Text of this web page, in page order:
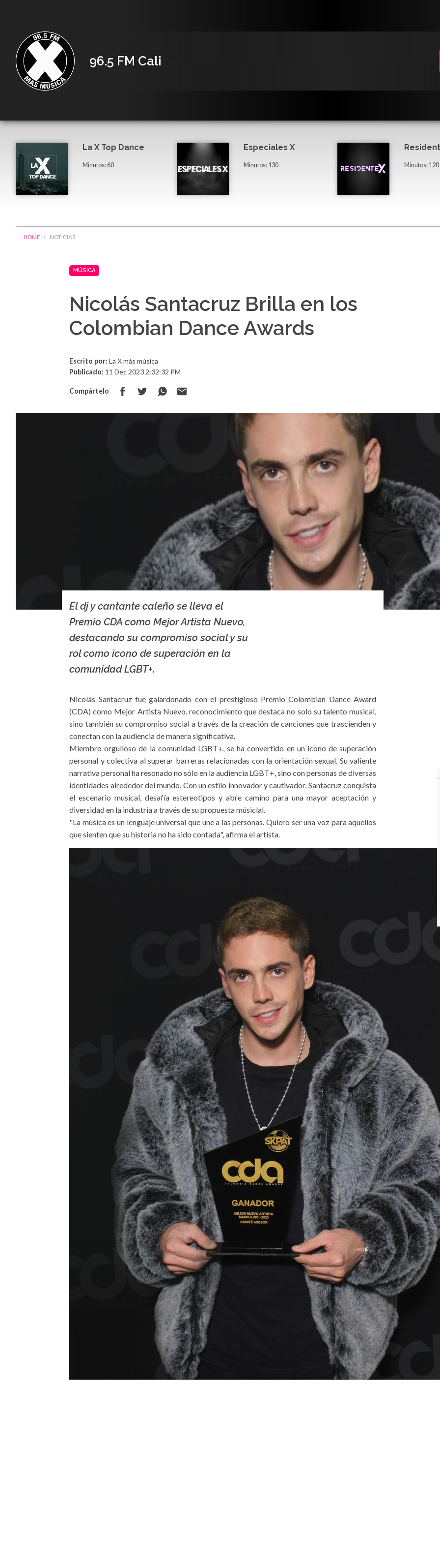
96.5 FM Cali
La X Top Dance
Minutos: 60
Especiales X
Minutos: 130 Minutos: 120
HOME NOTICIAS
MÚSICA
Nicolás Santacruz Brilla en los
Colombian Dance Awards
Escrito por: La X más música
Publicado: 11 Dec 2023 2:32:32 PM
Compártelo
El dj y cantante caleño se lleva el
Premio CDA como Mejor Artista Nuevo,
destacando su compromiso social y su
rol como icono de superación en la
comunidad LGBT+.
Nicolás Santacruz fue galardonado con el prestigioso Premio Colombian Dance Award
(CDA) como Mejor Artista Nuevo, reconocimiento que destaca no solo su talento musical,
sino también su compromiso social a través de la creación de canciones que trascienden y
conectan con la audiencia de manera significativa.
Miembro orgulloso de la comunidad LGBT+, se ha convertido en un icono de superación
personal y colectiva al superar barreras relacionadas con la orientación sexual. Su valiente
narrativa personal ha resonado no sólo en la audiencia LGBT+, sino con personas de diversas
identidades alrededor del mundo. Con un estilo innovador y cautivador, Santacruz conquista
el escenario musical, desafía estereotipos y abre camino para una mayor aceptación y
diversidad en la industria a través de su propuesta músiclal.
"La música es un lenguaje universal que une a las personas. Quiero ser una voz para aquellos
que sienten que su historia no ha sido contada", afirma el artista.